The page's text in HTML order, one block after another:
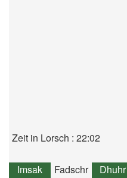
Zeit in Lorsch : 22:02
Imsak Fadschr Dhuhr